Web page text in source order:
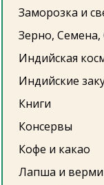
Заморозка и
Зерно, Семена,
Индийская
Индийские
Книги
Консервы
Кофе и какао
Лапша и